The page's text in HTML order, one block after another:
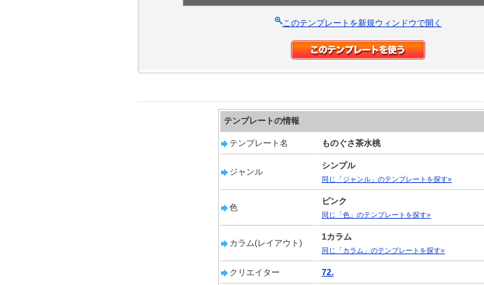
このテンプレートを新規ウィンドウで開く
テンプレートの情報
テンプレート名 ものぐさ茶水桃
ジャンル
シンプル
同じ「ジャンル」のテンプレートを探す»
色
ピンク
同じ「色」のテンプレートを探す»
カラム(レイアウト)
1カラム
同じ「カラム」のテンプレートを探す»
クリエイター 72.